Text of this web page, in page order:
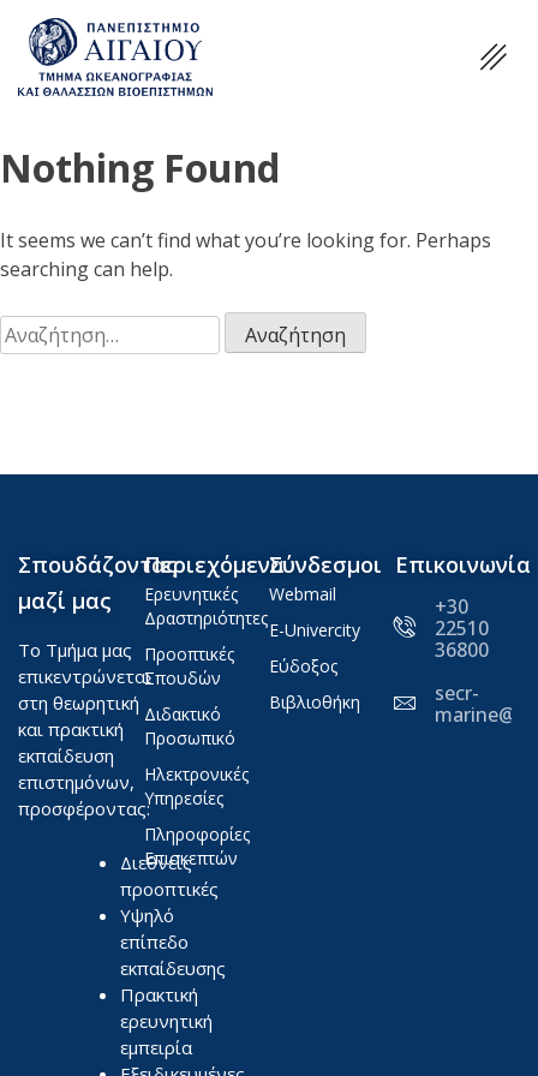
Nothing Found
It seems we can’t find what you’re looking for. Perhaps
searching can help.
Σπουδάζοντας
μαζί μας
Το Τμήμα μας
επικεντρώνεται
στη θεωρητική
και πρακτική
εκπαίδευση
επιστημόνων,
προσφέροντας:
Διεθνείς
προοπτικές
Υψηλό
επίπεδο
εκπαίδευσης
Πρακτική
ερευνητική
εμπειρία
Περιεχόμενα
Ερευνητικές
Δραστηριότητες
Προοπτικές
Σπουδών
Διδακτικό
Προσωπικό
Ηλεκτρονικές
Υπηρεσίες
Πληροφορίες
Επισκεπτών
Σύνδεσμοι
Webmail
E-Univercity
Εύδοξος
Βιβλιοθήκη
Επικοινωνία
+30
22510
36800
secr-